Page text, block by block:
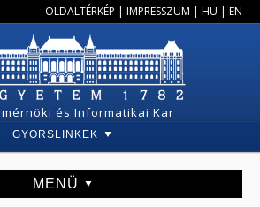
OLDALTÉRKÉP | IMPRESSZUM | HU | EN
és Informatikai Kar
GYORSLINKEK
MENÜ